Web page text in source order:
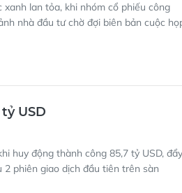
lan tỏa, khi nhóm cổ phiếu công
nhà đầu tư chờ đợi biên bản cuộc
USD
huy động thành công 85,7 tỷ USD, đẩy
phiên giao dịch đầu tiên trên sàn